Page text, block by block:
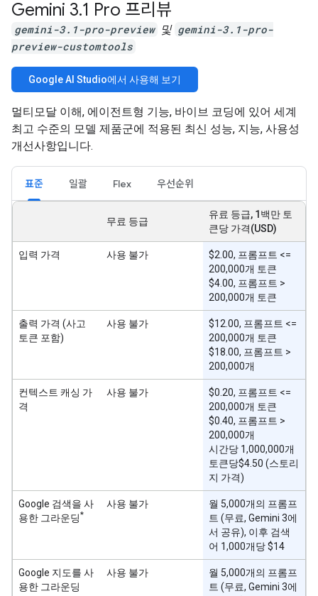
Gemini 3.1 Pro 프리뷰
gemini-3.1-pro-preview 및 gemini-3.1-pro-
preview-customtools
Google AI Studio에서 사용해 보기
멀티모달 이해, 에이전트형 기능, 바이브 코딩에 있어 세계
최고 수준의 모델 제품군에 적용된 최신 성능, 지능, 사용성
개선사항입니다.
표준 일괄 Flex 우선순위
무료 등급
유료 등급, 1백만 토
큰당 가격(USD)
입력 가격 사용 불가
$2.00, 프롬프트 <=
200,000개 토큰
$4.00, 프롬프트 >
200,000개 토큰
출력 가격 (사고
토큰 포함)
사용 불가
$12.00, 프롬프트 <=
200,000개 토큰
$18.00, 프롬프트 >
200,000개
컨텍스트 캐싱 가
격
사용 불가
$0.20, 프롬프트 <=
200,000개 토큰
$0.40, 프롬프트 >
200,000개
시간당 1,000,000개
토큰당$4.50 (스토리
지 가격)
Google 검색을 사
용한 그라운딩*
사용 불가
월 5,000개의 프롬프
트 (무료, Gemini 3에
서 공유), 이후 검색
어 1,000개당 $14
Google 지도를 사
용한 그라운딩
사용 불가
월 5,000개의 프롬프
트 (무료, Gemini 3에